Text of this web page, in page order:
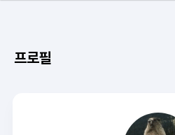
프로필